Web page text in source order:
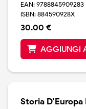
EAN: 9788845909283
ISBN: 884590928X
30.00 €
AGGIUNGI
Storia D'Europa